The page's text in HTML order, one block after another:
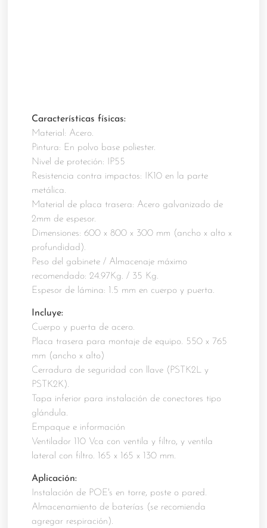
Características físicas:
Material: Acero.
Pintura: En polvo base poliester.
Nivel de proteción: IP55
Resistencia contra impactos: IK10 en la parte
metálica.
Material de placa trasera: Acero galvanizado de
2mm de espesor.
Dimensiones: 600 x 800 x 300 mm (ancho x alto x
profundidad).
Peso del gabinete / Almacenaje máximo
recomendado: 24.97Kg. / 35 Kg.
Espesor de lámina: 1.5 mm en cuerpo y puerta.
Incluye:
Cuerpo y puerta de acero.
Placa trasera para montaje de equipo. 550 x 765
mm (ancho x alto)
Cerradura de seguridad con llave (PSTK2L y
PSTK2K).
Tapa inferior para instalación de conectores tipo
glándula.
Empaque e información
Ventilador 110 Vca con ventila y filtro, y ventila
lateral con filtro. 165 x 165 x 130 mm.
Aplicación:
Instalación de POE's en torre, poste o pared.
Almacenamiento de baterías (se recomienda
agregar respiración).